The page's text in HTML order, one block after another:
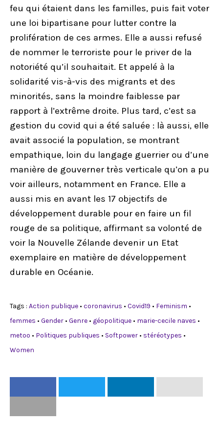
feu qui étaient dans les familles, puis fait voter
une loi bipartisane pour lutter contre la
prolifération de ces armes. Elle a aussi refusé
de nommer le terroriste pour le priver de la
notoriété qu’il souhaitait. Et appelé à la
solidarité vis-à-vis des migrants et des
minorités, sans la moindre faiblesse par
rapport à l’extrême droite. Plus tard, c’est sa
gestion du covid qui a été saluée : là aussi, elle
avait associé la population, se montrant
empathique, loin du langage guerrier ou d’une
manière de gouverner très verticale qu’on a pu
voir ailleurs, notamment en France. Elle a
aussi mis en avant les 17 objectifs de
développement durable pour en faire un fil
rouge de sa politique, affirmant sa volonté de
voir la Nouvelle Zélande devenir un Etat
exemplaire en matière de développement
durable en Océanie.
Tags : Action publique • coronavirus • Covid19 • Feminism •
femmes • Gender • Genre • géopolitique • marie-cecile naves •
metoo • Politiques publiques • Softpower • stéréotypes •
Women